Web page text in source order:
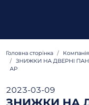
Головна сторінка Компанія
ЗНИЖКИ НА ДВЕРНІ
AP
2023-03-09